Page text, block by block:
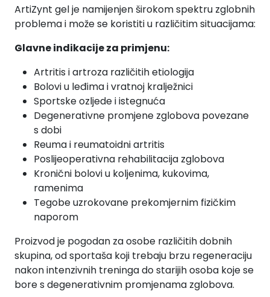
ArtiZynt gel je namijenjen širokom spektru zglobnih
problema i može se koristiti u različitim situacijama:
Glavne indikacije za primjenu:
Artritis i artroza različitih etiologija
Bolovi u leđima i vratnoj kralježnici
Sportske ozljede i istegnuća
Degenerativne promjene zglobova povezane
s dobi
Reuma i reumatoidni artritis
Poslijeoperativna rehabilitacija zglobova
Kronični bolovi u koljenima, kukovima,
ramenima
Tegobe uzrokovane prekomjernim fizičkim
naporom
Proizvod je pogodan za osobe različitih dobnih
skupina, od sportaša koji trebaju brzu regeneraciju
nakon intenzivnih treninga do starijih osoba koje se
bore s degenerativnim promjenama zglobova.